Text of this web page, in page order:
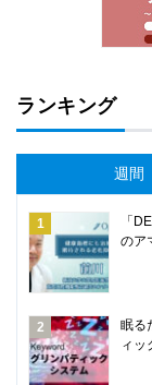
ランキング
週間
「
のア
眠る
ィッ